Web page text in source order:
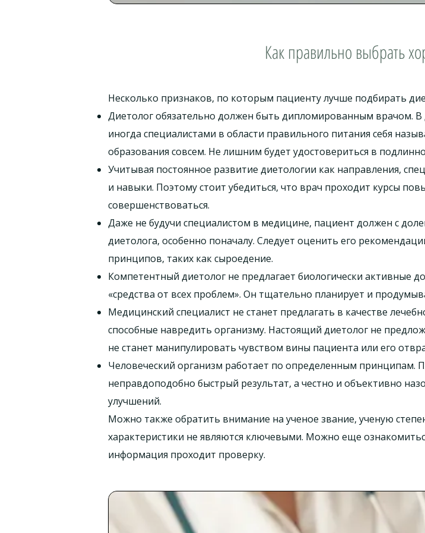
Как правильно выбрать
Несколько признаков, по которым пациенту лучше подбирать
Диетолог обязательно должен быть дипломированным врачом. В
иногда специалистами в области правильного питания себя
образования совсем. Не лишним будет удостовериться в
Учитывая постоянное развитие диетологии как направления,
и навыки. Поэтому стоит убедиться, что врач проходит курсы
совершенствоваться.
Даже не будучи специалистом в медицине, пациент должен с
диетолога, особенно поначалу. Следует оценить его
принципов, таких как сыроедение.
Компетентный диетолог не предлагает биологически активные
«средства от всех проблем». Он тщательно планирует и
Медицинский специалист не станет предлагать в качестве
способные навредить организму. Настоящий диетолог не
не станет манипулировать чувством вины пациента или его
Человеческий организм работает по определенным принципам.
неправдоподобно быстрый результат, а честно и объективно
улучшений.
Можно также обратить внимание на ученое звание, ученую
характеристики не являются ключевыми. Можно еще
информация проходит проверку.